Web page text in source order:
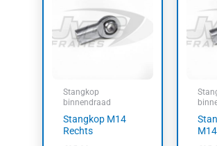
Stangkop
binnendraad
Stangkop M14
Rechts